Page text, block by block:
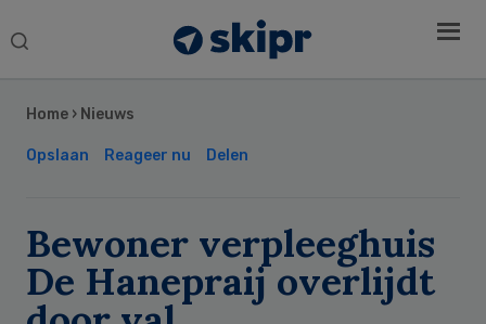
Search
Home › Nieuws
Opslaan Reageer nu Delen
Bewoner verpleeghuis
De Hanepraij overlijdt
Sidebar